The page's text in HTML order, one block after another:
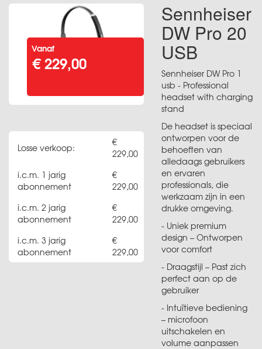
Vanaf
€ 229,00
Losse verkoop:
229,00
i.c.m. 1 jarig
abonnement
229,00
i.c.m. 2 jarig
abonnement
229,00
i.c.m. 3 jarig
abonnement
229,00
Sennheiser
DW Pro 20
USB
Sennheiser DW Pro 1
usb - Professional
headset with charging
stand
De headset is speciaal
ontworpen voor de
behoeften van
alledaags gebruikers
en ervaren
professionals, die
werkzaam zijn in een
drukke omgeving.
- Uniek premium
design – Ontworpen
voor comfort
- Draagstijl – Past zich
perfect aan op de
gebruiker
- Intuïtieve bediening
– microfoon
uitschakelen en
volume aanpassen